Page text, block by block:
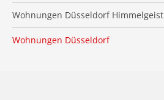
Wohnungen Düsseldorf Himmelgeist
Wohnungen Düsseldorf